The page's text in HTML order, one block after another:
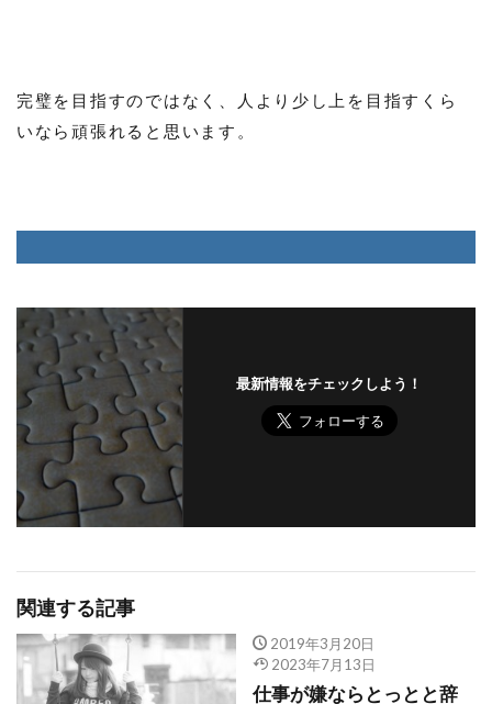
完璧を目指すのではなく、人より少し上を目指すくら
いなら頑張れると思います。
最新情報をチェックしよう！
関連する記事
2019年3月20日
2023年7月13日
仕事が嫌ならとっとと辞